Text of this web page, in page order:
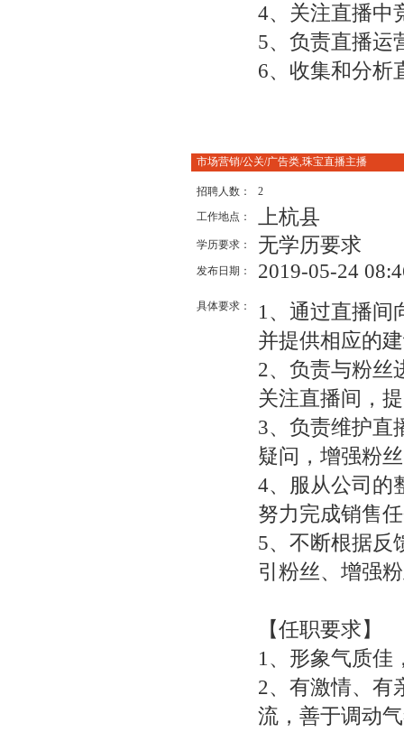
4、关注直播中
5、负责直播运
6、收集和分析
市场营销/公关/广告类,珠宝直播主播
招聘人数：
2
工作地点：
上杭县
学历要求： 无学历要求
发布日期： 2019-05-24
具体要求：
1、通过直播间
并提供相应的
2、负责与粉丝
关注直播间，
3、负责维护直
疑问，增强粉
4、服从公司的
努力完成销售
5、不断根据反
引粉丝、增强
【任职要求】
1、形象气质佳
2、有激情、有
流，善于调动